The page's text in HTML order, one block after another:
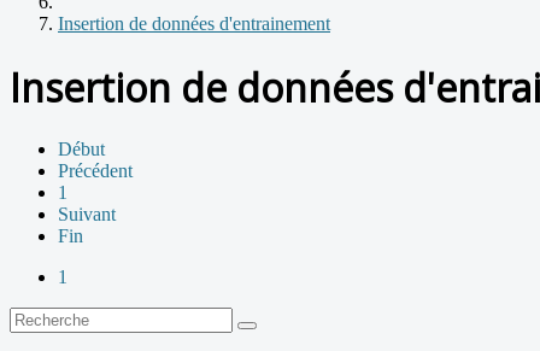
Insertion de données d'entrainement
Insertion de données
Début
Précédent
1
Suivant
Fin
1